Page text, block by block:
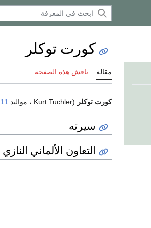
كورت توكلر
مقالة ناقش هذه الصفحة
كورت توكلر (Kurt Tuchler ، مواليد 11 ديسمبر
سيرته
التعاون الألماني النازي